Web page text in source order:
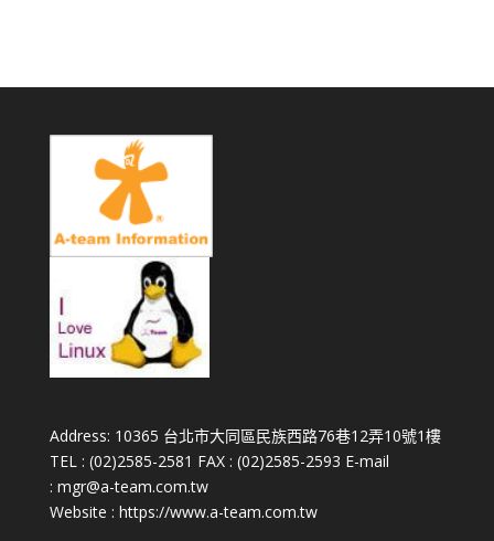
Address: 10365 台北市大同區民族西路76巷12弄10號1樓
TEL : (02)2585-2581 FAX : (02)2585-2593 E-mail
: mgr@a-team.com.tw
Website : https://www.a-team.com.tw